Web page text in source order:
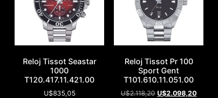
Reloj Tissot Seastar
1000
T120.417.11.421.00
U$835,05
Reloj Tissot Pr 100
Sport Gent
T101.610.11.051.00
U$2.118,20 U$2.098,20